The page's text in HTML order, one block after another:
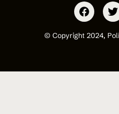
© Copyright 2024,